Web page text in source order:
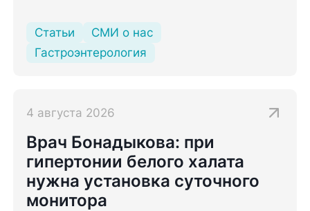
Статьи
СМИ о нас
Гастроэнтерология
4 августа 2026
Врач Бонадыкова: при
гипертонии белого халата
нужна установка суточного
монитора